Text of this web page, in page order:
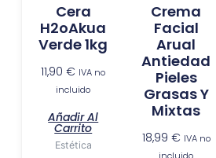
Cera
H2oAkua
Verde 1kg
11,90€ IVA no
incluido
Añadir Al
Carrito
Estética
Crema
Facial
Arual
Antiedad
Pieles
Grasas Y
Mixtas
18,99 € IVA no